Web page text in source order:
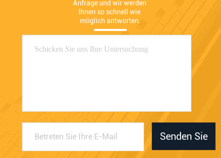
Anfrage und wir werden
Ihnen so schnell wie
möglich antworten.
Senden Sie